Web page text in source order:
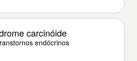
carcinóide
endócrinos